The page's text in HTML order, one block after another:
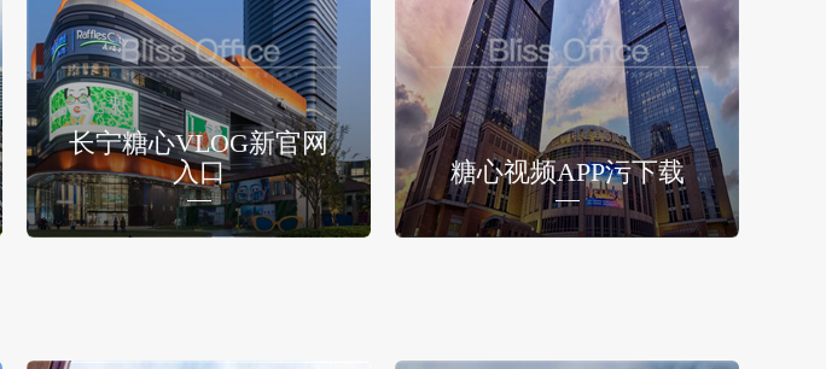
长宁糖心VLOG新官网
入口
糖心视频APP污下载